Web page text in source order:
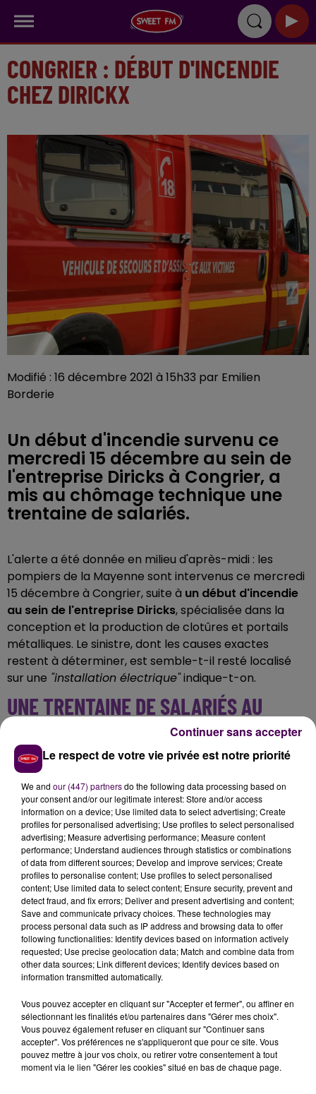
CONGRIER : DÉBUT D'INCENDIE
CHEZ DIRICKX
Modifié : 16 décembre 2021 à 15h33 par Emilien
Borderie
Un début d'incendie survenu ce
mercredi 15 décembre au sein de
l'entreprise Diricks à Congrier, a
mis au chômage technique une
trentaine de salariés.
L'alerte a été donnée en milieu d'après-midi : les
pompiers de la Mayenne sont intervenus ce mercredi
15 décembre à Congrier, suite à un début d'incendie
au sein de l'entreprise Diricks, spécialisée dans la
conception et la production de clotûres et portails
métalliques. Le sinistre, dont les causes exactes
restent à déterminer, est semble-t-il resté localisé
sur une "installation électrique"indique-t-on.
UNE TRENTAINE DE SALARIÉS AU
CHÔMAGE TECHNIQUE
Si les dégâts occasionnés par les flammes sont limités
et qu'aucun blessé n'est à déplorer, il a tout de même
fallu procéder à l'évacuation de 47 personnes qui se
trouvaient dans l'entreprise au moment des faits, par
précaution. Par ailleurs,33 collaborateurs se
retrouvent, jusqu'à nouvel ordre, au chômage
technique. Un total de 28 sapeurs-pompiers aura été
mobilisé.
À LA UNE
Le respect de votre vie privée est notre priorité
We and our (447) partnersdo the following data processing based on
your consent and/or our legitimate interest: Store and/or access
information on a device; Use limited data to select advertising; Create
profiles for personalised advertising; Use profiles to select personalised
advertising; Measure advertising performance; Measure content
performance; Understand audiences through statistics or combinations
of data from different sources; Develop and improve services; Create
profiles to personalise content; Use profiles to select personalised
content; Use limited data to select content; Ensure security, prevent and
detect fraud, and fix errors; Deliver and present advertising and content;
Save and communicate privacy choices. These technologies may
process personal data such as IP address and browsing data to offer
following functionalities: Identify devices based on information actively
requested; Use precise geolocation data; Match and combine data from
other data sources; Link different devices; Identify devices based on
information transmitted automatically.
Vous pouvez accepter en cliquant sur "Accepter et fermer", ou affiner en
sélectionnant les finalités et/ou partenaires dans "Gérer mes choix".
Vous pouvez également refuser en cliquant sur "Continuer sans
accepter". Vos préférences ne s'appliqueront que pour ce site. Vous
pouvez mettre à jour vos choix, ou retirer votre consentement à tout
moment via le lien "Gérer les cookies" situé en bas de chaque page.
Continuer sans accepter